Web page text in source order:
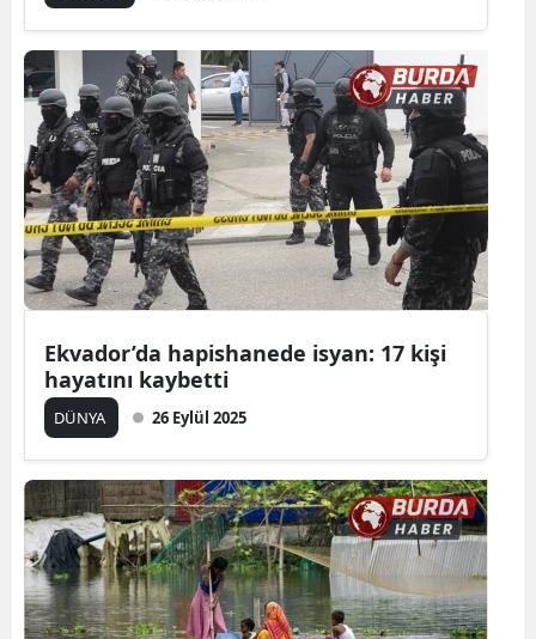
Ekvador’da hapishanede isyan: 17 kişi
hayatını kaybetti
DÜNYA 26 Eylül 2025